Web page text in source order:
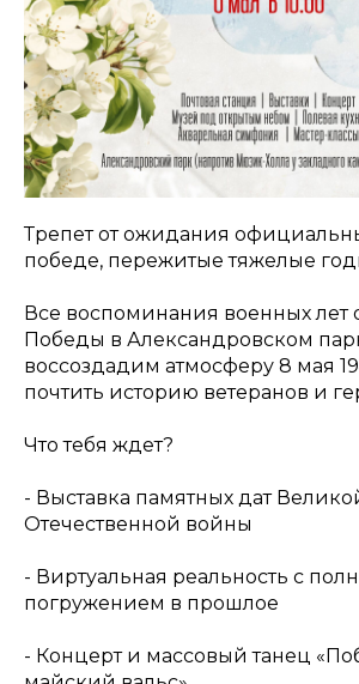
Трепет от ожидания
победе, пережитые тяжелые
Все воспоминания военных лет
Победы в Александровском
воссоздадим атмосферу 8 мая
почтить историю ветеранов и
Что тебя ждет?
- Выставка памятных дат
Отечественной войны
- Виртуальная реальность с
погружением в прошлое
- Концерт и массовый танец